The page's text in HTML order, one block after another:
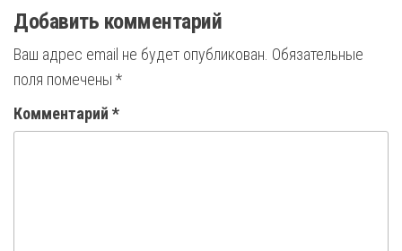
Добавить комментарий
Ваш адрес email не будет опубликован. Обязательные
поля помечены *
Комментарий *